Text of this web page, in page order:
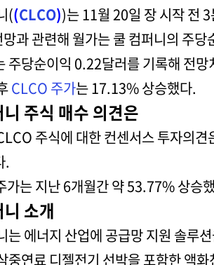
((CLCO))는 11월 20일 장 시작 전
과 관련해 월가는 쿨 컴퍼니의 주
주당순이익 0.22달러를 기록해 전
CLCO 주가는 17.13% 상승했다.
주식 매수 의견은
주식에 대한 컨센서스 투자의견
.
가는 지난 6개월간 약 53.77% 상승
소개
는 에너지 산업에 공급망 지원 솔루
중연료 디젤전기 선박을 포함한 액